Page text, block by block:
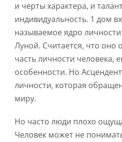
и черты характера, и
индивидуальность. 1 дом
называемое ядро
Луной. Считается, что
часть личности человека,
особенности. Но
личности, которая
миру.
Но часто люди плохо
Человек может не